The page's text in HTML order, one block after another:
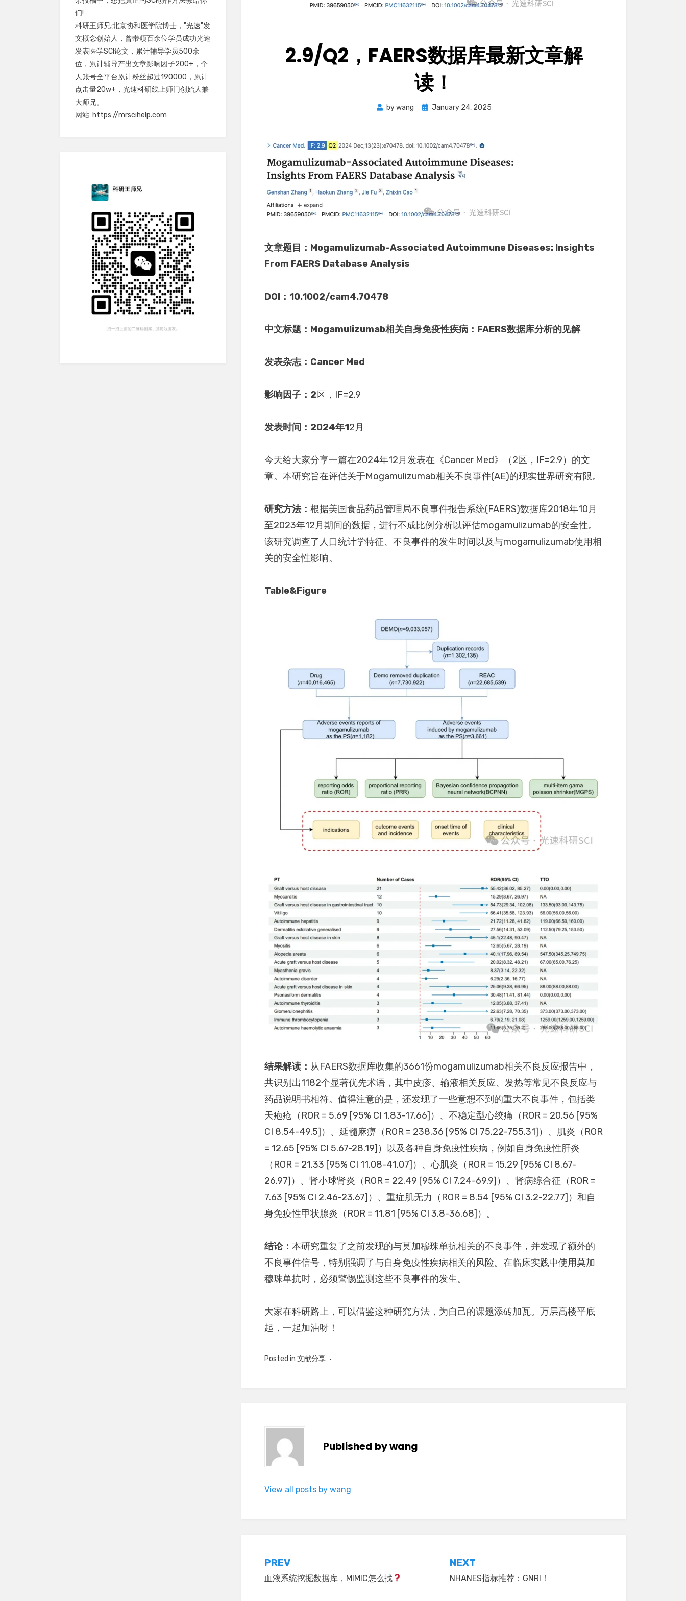
2.9/Q2，FAERS数据库最新文章解
读！
bywang
Posted
January 24, 2025
文章题目：Mogamulizumab-Associated Autoimmune Diseases: Insights
From FAERS Database Analysis
DOI：10.1002/cam4.70478
中文标题：Mogamulizumab相关自身免疫性疾病：FAERS数据库分析的见解
发表杂志：Cancer Med
影响因子：2区，IF=2.9
发表时间：2024年12月
今天给大家分享一篇在2024年12月发表在《Cancer Med》（2区，IF=2.9）的文
章。本研究旨在评估关于Mogamulizumab相关不良事件(AE)的现实世界研究有限。
研究方法：根据美国食品药品管理局不良事件报告系统(FAERS)数据库2018年10月
至2023年12月期间的数据，进行不成比例分析以评估mogamulizumab的安全性。
该研究调查了人口统计学特征、不良事件的发生时间以及与mogamulizumab使用相
关的安全性影响。
Table&Figure
结果解读： 从FAERS数据库收集的3661份mogamulizumab相关不良反应报告中，
共识别出1182个显著优先术语，其中皮疹、输液相关反应、发热等常见不良反应与
药品说明书相符。值得注意的是，还发现了一些意想不到的重大不良事件，包括类
天疱疮（ROR = 5.69 [95% CI 1.83-17.66]）、不稳定型心绞痛（ROR = 20.56 [95%
CI 8.54-49.5]）、延髓麻痹（ROR = 238.36 [95% CI 75.22-755.31]）、肌炎（ROR
= 12.65 [95% CI 5.67-28.19]）以及各种自身免疫性疾病，例如自身免疫性肝炎
（ROR = 21.33 [95% CI 11.08-41.07]）、心肌炎（ROR = 15.29 [95% CI 8.67-
26.97]）、肾小球肾炎（ROR = 22.49 [95% CI 7.24-69.9]）、肾病综合征（ROR =
7.63 [95% CI 2.46-23.67]）、重症肌无力（ROR = 8.54 [95% CI 3.2-22.77]）和自
身免疫性甲状腺炎（ROR = 11.81 [95% CI 3.8-36.68]）。
结论：本研究重复了之前发现的与莫加穆珠单抗相关的不良事件，并发现了额外的
不良事件信号，特别强调了与自身免疫性疾病相关的风险。在临床实践中使用莫加
穆珠单抗时，必须警惕监测这些不良事件的发生。
大家在科研路上，可以借鉴这种研究方法，为自己的课题添砖加瓦。万层高楼平底
起，一起加油呀！
Posted in文献分享
Published bywang
View all posts by wang
Post
navigation
PREV
血液系统挖掘数据库，MIMIC怎么找
NEXT
NHANES指标推荐：GNRI！
们!
科研王师兄:北京协和医学院博士，"光速"发
文概念创始人，曾带领百余位学员成功光速
发表医学SCI论文，累计辅导学员500余
位，累计辅导产出文章影响因子200+，个
人账号全平台累计粉丝超过190000，累计
点击量20w+，光速科研线上师门创始人兼
大师兄。
网站: https://mrscihelp.com